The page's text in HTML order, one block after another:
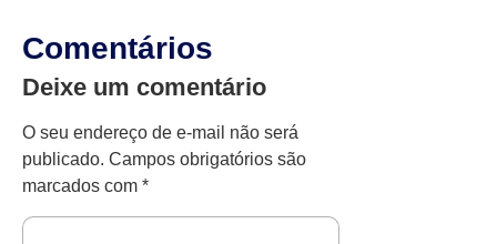
Comentários
Deixe um comentário
O seu endereço de e-mail não será
publicado. Campos obrigatórios são
marcados com *